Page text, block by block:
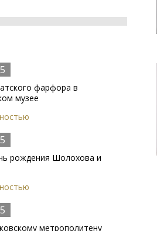
фарфора в
музее
рождения Шолохова и
метрополитену